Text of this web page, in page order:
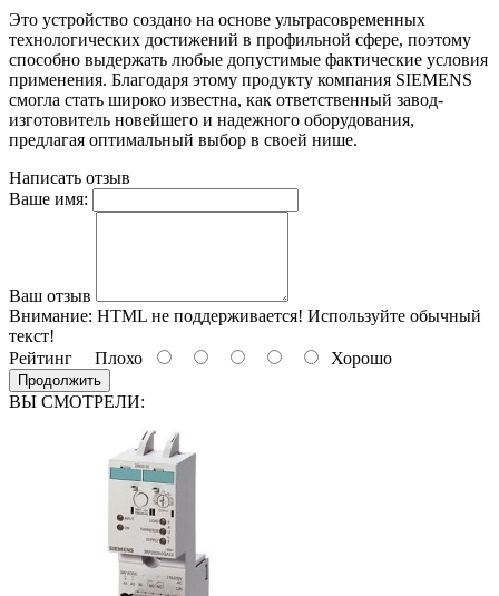
Это устройство создано на основе ультрасовременных
технологических достижений в профильной сфере, поэтому
способно выдержать любые допустимые фактические условия
применения. Благодаря этому продукту компания SIEMENS
смогла стать широко известна, как ответственный завод-
изготовитель новейшего и надежного оборудования,
предлагая оптимальный выбор в своей нише.
Написать отзыв
Ваше имя:
Ваш отзыв
Внимание: HTML не поддерживается! Используйте обычный
текст!
Рейтинг Плохо Хорошо
Продолжить
ВЫ СМОТРЕЛИ: